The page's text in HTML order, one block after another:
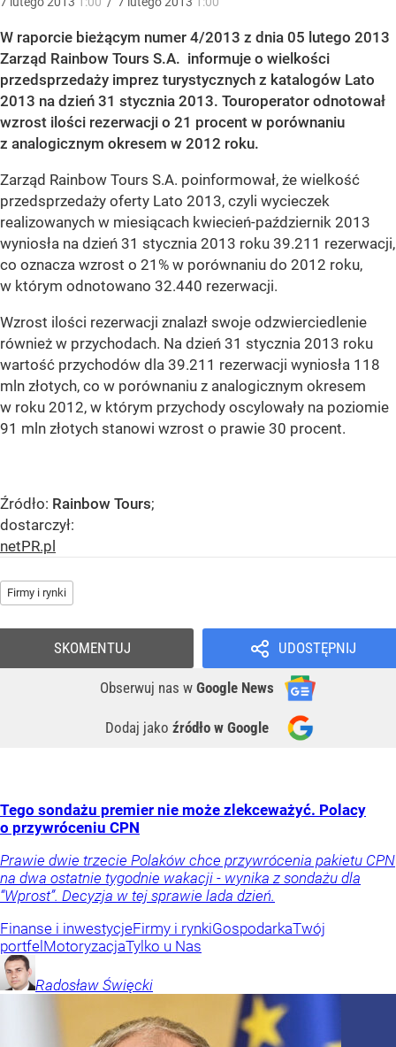
W raporcie bieżącym numer 4/2013 z dnia 05 lutego 2013
Zarząd Rainbow Tours S.A. informuje o wielkości
przedsprzedaży imprez turystycznych z katalogów Lato
2013 na dzień 31 stycznia 2013. Touroperator odnotował
wzrost ilości rezerwacji o 21 procent w porównaniu
z analogicznym okresem w 2012 roku.
Zarząd Rainbow Tours S.A. poinformował, że wielkość
przedsprzedaży oferty Lato 2013, czyli wycieczek
realizowanych w miesiącach kwiecień-październik 2013
wyniosła na dzień 31 stycznia 2013 roku 39.211 rezerwacji,
co oznacza wzrost o 21% w porównaniu do 2012 roku,
w którym odnotowano 32.440 rezerwacji.
Wzrost ilości rezerwacji znalazł swoje odzwierciedlenie
również w przychodach. Na dzień 31 stycznia 2013 roku
wartość przychodów dla 39.211 rezerwacji wyniosła 118
mln złotych, co w porównaniu z analogicznym okresem
w roku 2012, w którym przychody oscylowały na poziomie
91 mln złotych stanowi wzrost o prawie 30 procent.
Źródło: Rainbow Tours;
dostarczył:
netPR.pl
Firmy i rynki
UDOSTĘPNIJ
Obserwuj nas w Google News
Dodaj jako źródło w Google
SKOMENTUJ
Tego sondażu premier nie może zlekceważyć. Polacy
o przywróceniu CPN
Prawie dwie trzecie Polaków chce przywrócenia pakietu CPN
na dwa ostatnie tygodnie wakacji - wynika z sondażu dla
“Wprost”. Decyzja w tej sprawie lada dzień.
Finanse i inwestycjeFirmy i rynkiGospodarkaTwój
portfel MotoryzacjaTylko u Nas
Radosław Święcki